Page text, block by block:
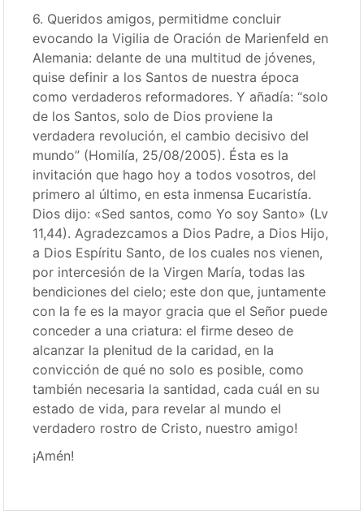
6. Queridos amigos, permitidme concluir
evocando la Vigilia de Oración de Marienfeld en
Alemania: delante de una multitud de jóvenes,
quise definir a los Santos de nuestra época
como verdaderos reformadores. Y añadía: “solo
de los Santos, solo de Dios proviene la
verdadera revolución, el cambio decisivo del
mundo” (Homilía, 25/08/2005). Ésta es la
invitación que hago hoy a todos vosotros, del
primero al último, en esta inmensa Eucaristía.
Dios dijo: «Sed santos, como Yo soy Santo» (Lv
11,44). Agradezcamos a Dios Padre, a Dios Hijo,
a Dios Espíritu Santo, de los cuales nos vienen,
por intercesión de la Virgen María, todas las
bendiciones del cielo; este don que, juntamente
con la fe es la mayor gracia que el Señor puede
conceder a una criatura: el firme deseo de
alcanzar la plenitud de la caridad, en la
convicción de qué no solo es posible, como
también necesaria la santidad, cada cuál en su
estado de vida, para revelar al mundo el
verdadero rostro de Cristo, nuestro amigo!
¡Amén!